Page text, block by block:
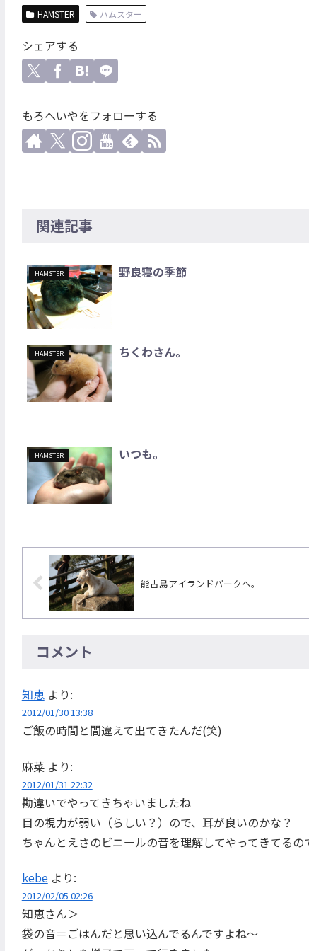
HAMSTER ハムスター
シェアする
もろへいやをフォローする
関連記事
HAMSTER 野良寝の季節
HAMSTER ちくわさん。
HAMSTER いつも。
能古島アイランドパークへ。
コメント
知恵 より:
2012/01/30 13:38
ご飯の時間と間違えて出てきたんだ(笑)
麻菜 より:
2012/01/31 22:32
勘違いでやってきちゃいましたね
目の視力が弱い（らしい？）ので、耳が良いのかな？
ちゃんとえさのビニールの音を理解してやってきてるの
kebe より:
2012/02/05 02:26
知恵さん＞
袋の音＝ごはんだと思い込んでるんですよね〜